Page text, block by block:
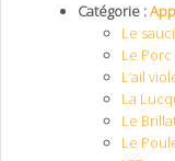
Catégorie :
Le
Le
L’ail
La
Le
Le